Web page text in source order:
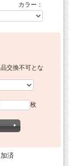
カラー：
交換不可とな
枚
済